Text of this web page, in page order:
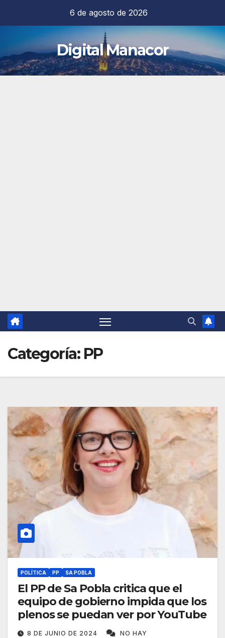
contenido
6 de agosto de 2026
Digital Manacor
Categoría: PP
POLÍTICA PP SA POBLA
El PP de Sa Pobla critica que el
equipo de gobierno impida que los
plenos se puedan ver por YouTube
8 DE JUNIO DE 2024
NO HAY